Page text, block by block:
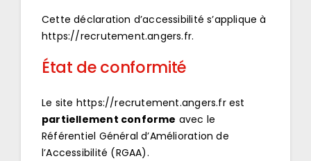
Cette déclaration d’accessibilité s’applique à
https://recrutement.angers.fr.
État de conformité
Le site https://recrutement.angers.frest
partiellement conforme avec le
Référentiel Général d’Amélioration de
l’Accessibilité (RGAA).